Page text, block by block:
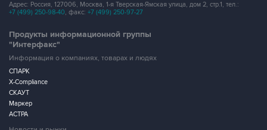
Адрес: Россия, 127006, Москва, 1-я Тверская-Ямская улица, дом 2, стр.1, тел.:
+7 (499) 250-98-40, факс: +7 (499) 250-97-27
Продукты информационной группы
"Интерфакс"
Информация о компаниях, товарах и людях
СПАРК
X-Compliance
СКАУТ
Маркер
АСТРА